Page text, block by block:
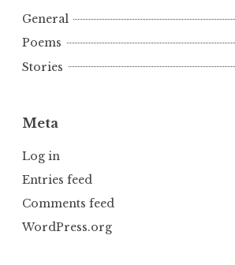
General
Poems
Stories
Meta
Log in
Entries feed
Comments feed
WordPress.org